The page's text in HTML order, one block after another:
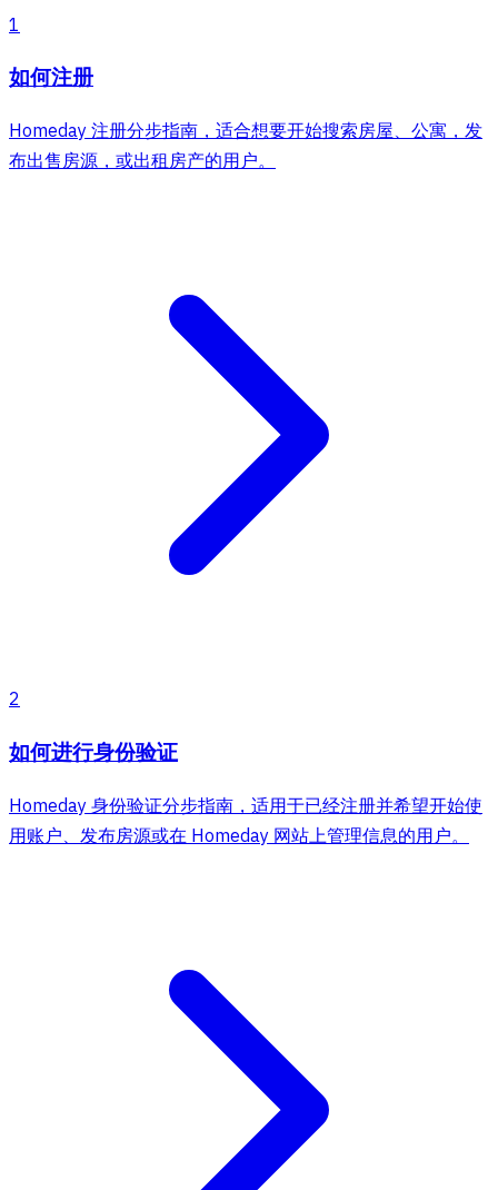
1
如何注册
Homeday 注册分步指南，适合想要开始搜索房屋、公寓，发
布出售房源，或出租房产的用户。
2
如何进行身份验证
Homeday 身份验证分步指南，适用于已经注册并希望开始使
用账户、发布房源或在 Homeday 网站上管理信息的用户。